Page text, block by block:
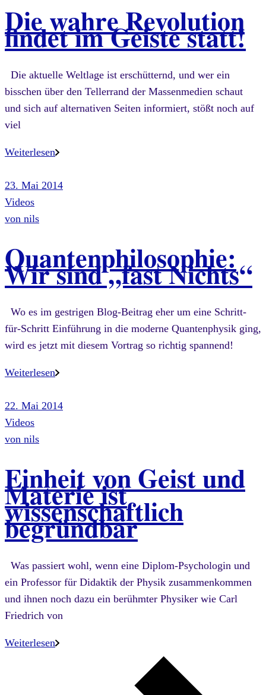
Die wahre Revolution
findet im Geiste statt!
Die aktuelle Weltlage ist erschütternd, und wer ein
bisschen über den Tellerrand der Massenmedien schaut
und sich auf alternativen Seiten informiert, stößt noch auf
viel
Weiterlesen
23. Mai 2014
Videos
von nils
Quantenphilosophie:
Wir sind „fast Nichts“
Wo es im gestrigen Blog-Beitrag eher um eine Schritt-
für-Schritt Einführung in die moderne Quantenphysik ging,
wird es jetzt mit diesem Vortrag so richtig spannend!
Weiterlesen
22. Mai 2014
Videos
von nils
Einheit von Geist und
Materie ist
wissenschaftlich
begründbar
Was passiert wohl, wenn eine Diplom-Psychologin und
ein Professor für Didaktik der Physik zusammenkommen
und ihnen noch dazu ein berühmter Physiker wie Carl
Friedrich von
Weiterlesen